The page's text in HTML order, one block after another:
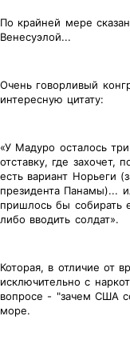
По крайней мере
Венесуэлой...
Очень говорливый
интересную цитату:
«У Мадуро осталось
отставку, где захочет,
есть вариант Норьеги
президента Панамы)...
пришлось бы собирать
либо вводить солдат».
Которая, в отличие от
исключительно с
вопросе - "зачем США
море.